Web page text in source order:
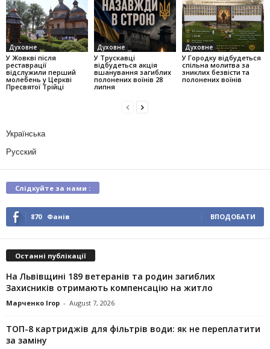
Духовне
У Жовкві після
реставрації
відслужили перший
молебень у Церкві
Пресвятої Трійці
Духовне
У Трускавці
відбудеться акція
вшанування загиблих
полонених воїнів 28
липня
Духовне
У Городку відбудеться
спільна молитва за
зниклих безвісти та
полонених воїнів
Українська
Русский
Слідкуйте за нами :
870 Фанів ВПОДОБАТИ
Останні публікації
На Львівщині 189 ветеранів та родин загиблих
Захисників отримають компенсацію на житло
Марченко Ігор - August 7, 2026
ТОП-8 картриджів для фільтрів води: як не переплатити
за заміну